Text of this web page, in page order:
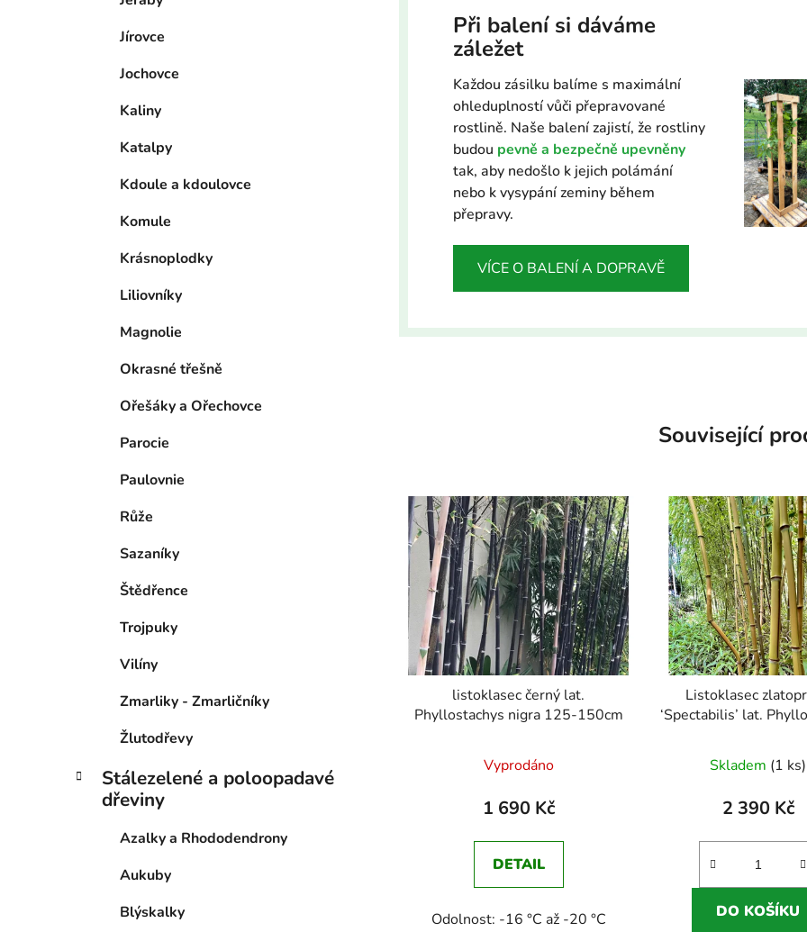
Jírovce
Jochovce
Kaliny
Katalpy
Kdoule a kdoulovce
Komule
Krásnoplodky
Liliovníky
Magnolie
Okrasné třešně
Ořešáky a Ořechovce
Parocie
Paulovnie
Růže
Sazaníky
Štědřence
Trojpuky
Vilíny
Zmarliky - Zmarličníky
Žlutodřevy
Stálezelené a poloopadavé
dřeviny
Azalky a Rhododendrony
Aukuby
Blýskalky
Při balení si dáváme
záležet
Každou zásilku balíme s maximální
ohleduplností vůči přepravované
rostlině. Naše balení zajistí, že rostliny
budou pevně a bezpečně upevněny
tak, aby nedošlo k jejich polámání
nebo k vysypání zeminy během
přepravy.
VÍCE O BALENÍ A DOPRAVĚ
Související
listoklasec černý lat.
Phyllostachys nigra 125-150cm
hodnocení
produktu
5,0
z
hvězdiček.
Vyprodáno
1 690 Kč
DETAIL
Odolnost: -16 °C až -20 °C
Listoklasec
‘Spectabilis’ lat.
Listoklasec
‘Spectabilis’
bambus s výrazným
produktu
4,5
z
Skladem (1 ks)
2 390 Kč
DO KOŠÍKU